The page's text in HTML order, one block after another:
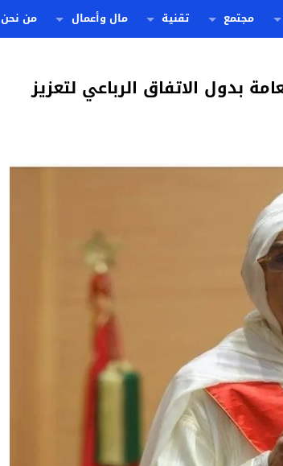
مجتمع تقنية مال وأعمال من نحن
بدول الاتفاق الرباعي لتعزيز